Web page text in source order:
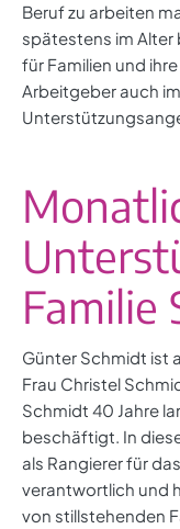
Beruf zu arbeiten
spätestens im Alter
für Familien und
Arbeitgeber auch
Familie
Günter Schmidt ist
Frau Christel
Schmidt 40 Jahre
beschäftigt. In
als Rangierer für
verantwortlich und
von stillstehenden